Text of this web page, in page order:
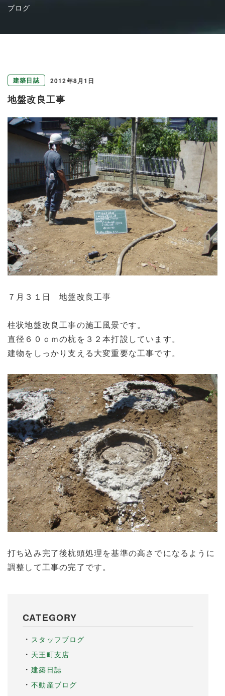
ブログ
建築日誌 2012年8月1日
地盤改良工事
７月３１日 地盤改良工事
柱状地盤改良工事の施工風景です。
直径６０ｃｍの杭を３２本打設しています。
建物をしっかり支える大変重要な工事です。
打ち込み完了後杭頭処理を基準の高さでになるように
調整して工事の完了です。
CATEGORY
スタッフブログ
天王町支店
建築日誌
不動産ブログ